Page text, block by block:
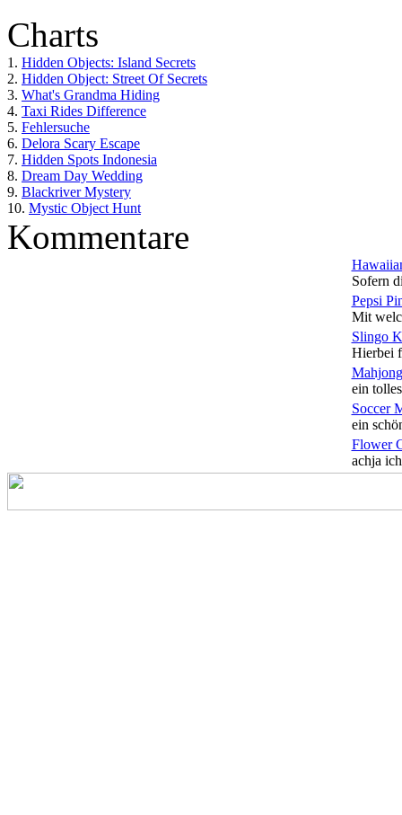
Charts
1. Hidden Objects: Island Secrets
2. Hidden Object: Street Of Secrets
3. What's Grandma Hiding
4. Taxi Rides Difference
5. Fehlersuche
6. Delora Scary Escape
7. Hidden Spots Indonesia
8. Dream Day Wedding
9. Blackriver Mystery
10. Mystic Object Hunt
Kommentare
Sofern
Pepsi
Mit
Slingo
Hierbei
ein
Soccer
ein
Flower
achja